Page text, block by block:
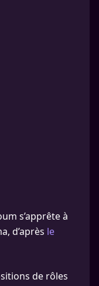
s’apprête à
d’après le
de rôles